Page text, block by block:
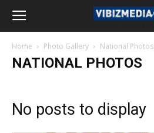
Home Photo Gallery National Photos
NATIONAL PHOTOS
No posts to display